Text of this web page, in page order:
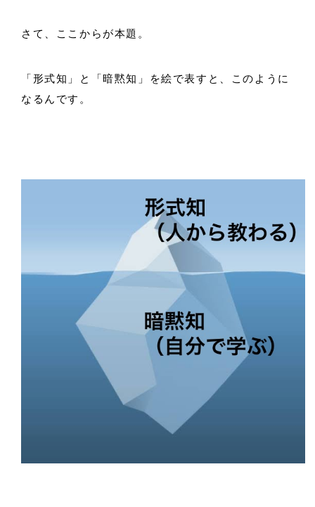
さて、ここからが本題。
「形式知」と「暗黙知」を絵で表すと、このように
なるんです。